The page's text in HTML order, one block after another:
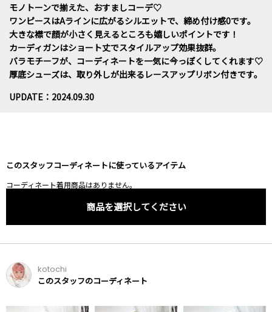
モノトーンで揃えた、おすましコーデ♡
ワンピースはAラインに広がるシルエットで、締め付け感0です。
大きな襟で顔が小さく見えるところも嬉しいポイントです！
カーディガンはショート丈でスタイルアップ効果抜群。
バラモチーフが、コーディネートを一気に今っぽくしてくれます♡
厚底シューズは、取り外しが出来るレースアップリボン付きです。
UPDATE：2024.09.30
このスタッフコーディネートに使っているアイテム
コーディネート着用商品はありません。
商品を選択してください
kotochi
このスタッフのコーディネート